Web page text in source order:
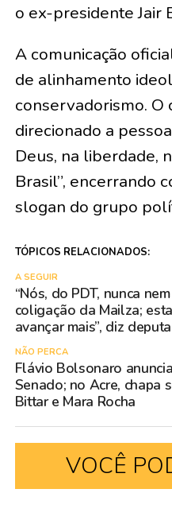
o ex-presidente Jair
A comunicação
de alinhamento
conservadorismo. O
direcionado a
Deus, na liberdade,
Brasil”, encerrando
slogan do grupo
TÓPICOS RELACIONADOS:
A SEGUIR
“Nós, do PDT, nunca
coligação da Mailza;
avançar mais”, diz
NÃO PERCA
Flávio Bolsonaro
Senado; no Acre, chapa
Bittar e Mara Rocha
VOCÊ